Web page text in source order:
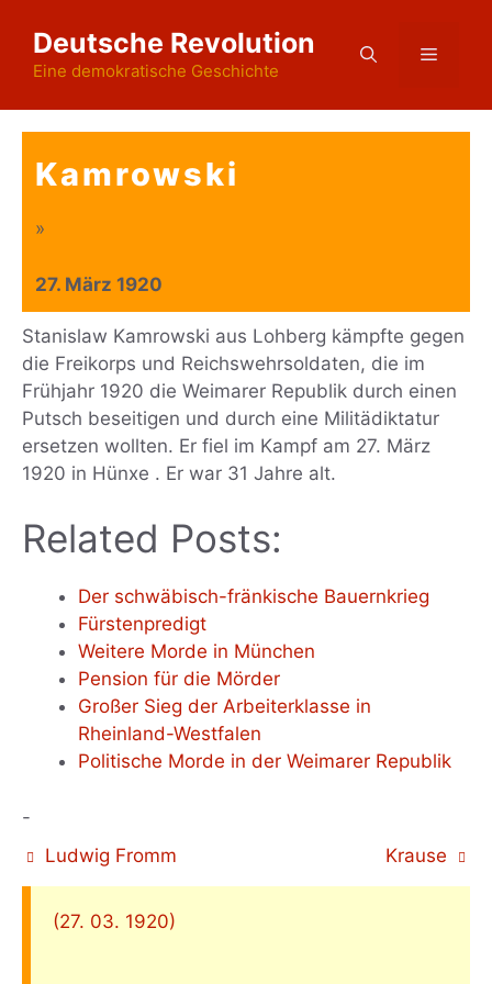
Inhalt
springen
Deutsche Revolution
Eine demokratische Geschichte
Menü
Kamrowski
»
27. März 1920
Stanislaw Kamrowski aus Lohberg kämpfte gegen
die Freikorps und Reichswehrsoldaten, die im
Frühjahr 1920 die Weimarer Republik durch einen
Putsch beseitigen und durch eine Militädiktatur
ersetzen wollten. Er fiel im Kampf am 27. März
1920 in Hünxe . Er war 31 Jahre alt.
Related Posts:
Der schwäbisch-fränkische Bauernkrieg
Fürstenpredigt
Weitere Morde in München
Pension für die Mörder
Großer Sieg der Arbeiterklasse in
Rheinland-Westfalen
Politische Morde in der Weimarer Republik
-
Ludwig Fromm
Krause
(27. 03. 1920)